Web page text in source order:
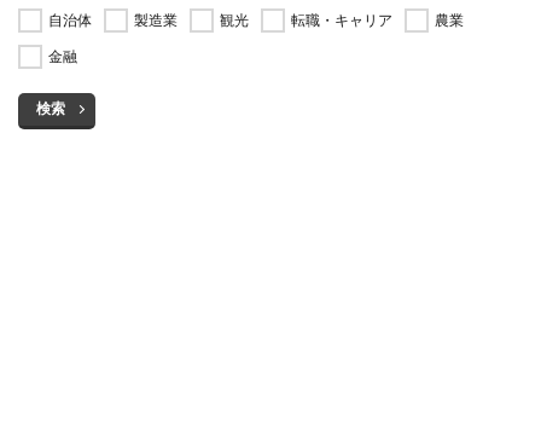
自治体 製造業 観光 転職・キャリア
農業
金融
検索